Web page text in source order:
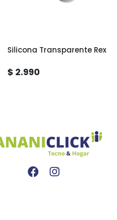
Silicona Transparente Rex
$ 2.990